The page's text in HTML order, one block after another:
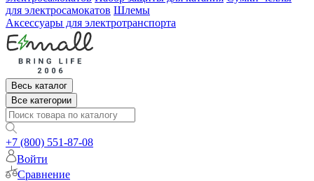
для электросамокатов Шлемы
Аксессуары для электротранспорта
Весь каталог
Все категории
+7 (800) 551-87-08
Войти
Сравнение